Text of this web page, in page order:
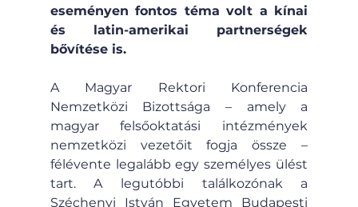
eseményen fontos téma volt a kínai
és latin-amerikai partnerségek
bővítése is.
A Magyar Rektori Konferencia
Nemzetközi Bizottsága – amely a
magyar felsőoktatási intézmények
nemzetközi vezetőit fogja össze –
félévente legalább egy személyes ülést
tart. A legutóbbi találkozónak a
Széchenyi István Egyetem Budapesti